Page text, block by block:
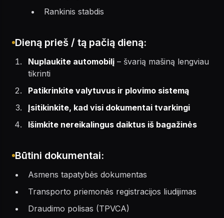
Rankinis stabdis
Dieną prieš / tą pačią dieną:
Nuplaukite automobilį – švarią mašiną lengviau
tikrinti
Patikrinkite valytuvus ir plovimo sistemą
Įsitikinkite, kad visi dokumentai tvarkingi
Išimkite nereikalingus daiktus iš bagažinės
Būtini dokumentai:
Asmens tapatybės dokumentas
Transporto priemonės registracijos liudijimas
Draudimo polisas (TPVCA)